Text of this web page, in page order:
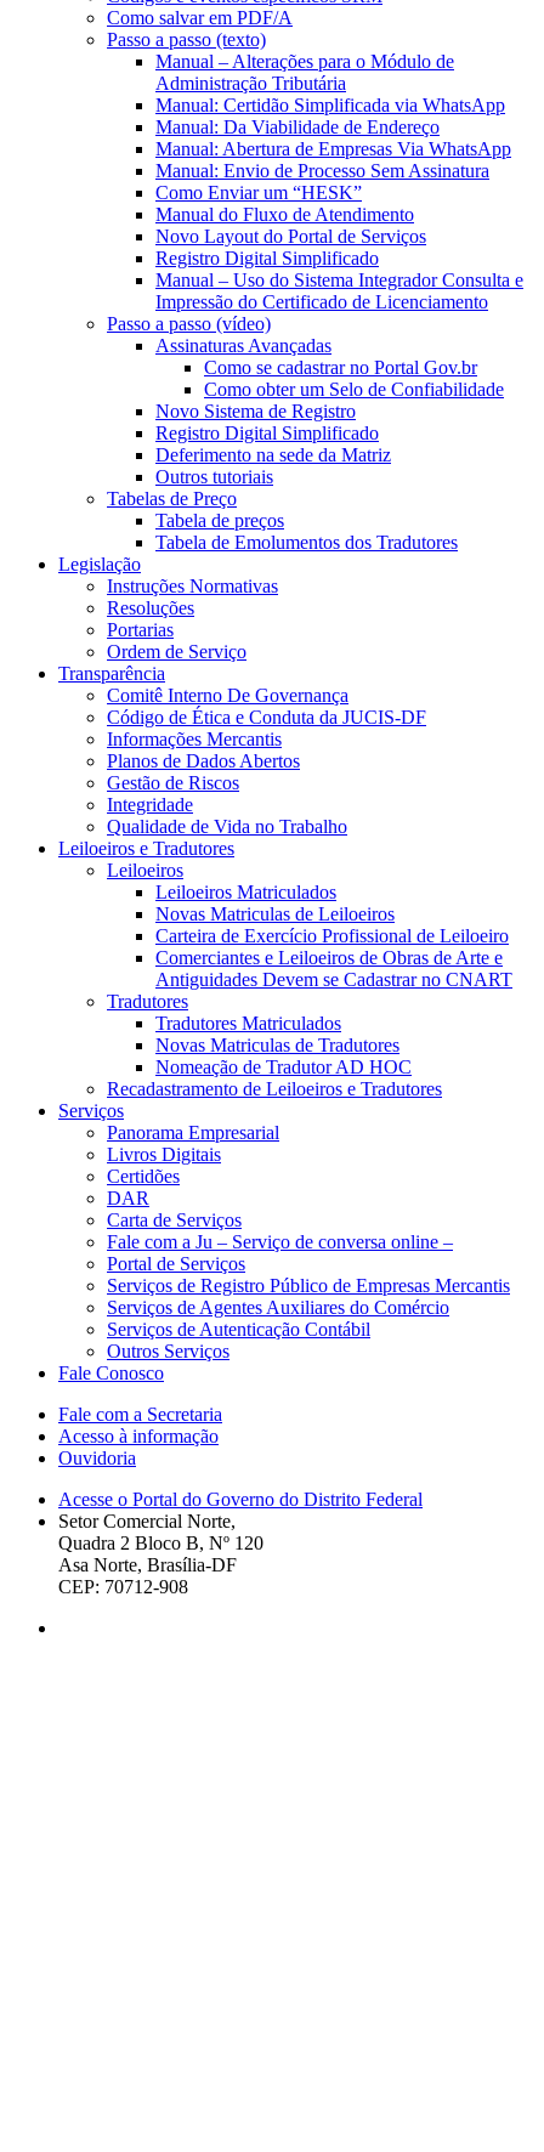
Como salvar em PDF/A
Passo a passo (texto)
Manual – Alterações para o Módulo de
Administração Tributária
Manual: Certidão Simplificada via WhatsApp
Manual: Da Viabilidade de Endereço
Manual: Abertura de Empresas Via WhatsApp
Manual: Envio de Processo Sem Assinatura
Como Enviar um “HESK”
Manual do Fluxo de Atendimento
Novo Layout do Portal de Serviços
Registro Digital Simplificado
Manual – Uso do Sistema Integrador Consulta e
Impressão do Certificado de Licenciamento
Passo a passo (vídeo)
Assinaturas Avançadas
Como se cadastrar no Portal Gov.br
Como obter um Selo de Confiabilidade
Novo Sistema de Registro
Registro Digital Simplificado
Deferimento na sede da Matriz
Outros tutoriais
Tabelas de Preço
Tabela de preços
Tabela de Emolumentos dos Tradutores
Legislação
Instruções Normativas
Resoluções
Portarias
Ordem de Serviço
Transparência
Comitê Interno De Governança
Código de Ética e Conduta da JUCIS-DF
Informações Mercantis
Planos de Dados Abertos
Gestão de Riscos
Integridade
Qualidade de Vida no Trabalho
Leiloeiros e Tradutores
Leiloeiros
Leiloeiros Matriculados
Novas Matriculas de Leiloeiros
Carteira de Exercício Profissional de Leiloeiro
Comerciantes e Leiloeiros de Obras de Arte e
Antiguidades Devem se Cadastrar no CNART
Tradutores
Tradutores Matriculados
Novas Matriculas de Tradutores
Nomeação de Tradutor AD HOC
Recadastramento de Leiloeiros e Tradutores
Serviços
Panorama Empresarial
Livros Digitais
Certidões
DAR
Carta de Serviços
Fale com a Ju – Serviço de conversa online –
Portal de Serviços
Serviços de Registro Público de Empresas Mercantis
Serviços de Agentes Auxiliares do Comércio
Serviços de Autenticação Contábil
Outros Serviços
Fale Conosco
Fale com a Secretaria
Acesso à informação
Ouvidoria
Acesse o Portal do Governo do Distrito Federal
Setor Comercial Norte,
Quadra 2 Bloco B, Nº 120
Asa Norte, Brasília-DF
CEP: 70712-908